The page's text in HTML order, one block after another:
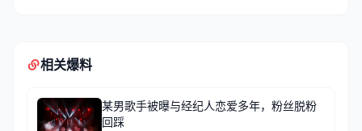
相关爆料
某男歌手被曝与经纪人恋爱多年，粉丝脱粉
回踩